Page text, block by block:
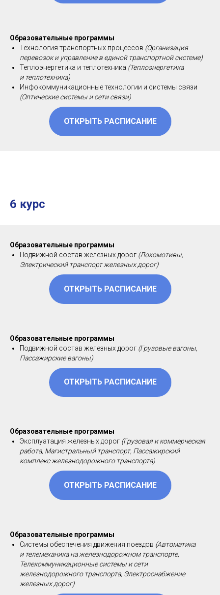
Образовательные программы
Технология транспортных процессов (Организация
перевозок и управление в единой транспортной системе)
Теплоэнергетика и теплотехника (Теплоэнергетика
и теплотехника)
Инфокоммуникационные технологии и системы связи
(Оптические системы и сети связи)
ОТКРЫТЬ РАСПИСАНИЕ
6 курс
Образовательные программы
Подвижной состав железных дорог (Локомотивы,
Электрический транспорт железных дорог)
ОТКРЫТЬ РАСПИСАНИЕ
Образовательные программы
Подвижной состав железных дорог (Грузовые вагоны,
Пассажирские вагоны)
ОТКРЫТЬ РАСПИСАНИЕ
Образовательные программы
Эксплуатация железных дорог (Грузовая и коммерческая
работа, Магистральный транспорт, Пассажирский
комплекс железнодорожного транспорта)
ОТКРЫТЬ РАСПИСАНИЕ
Образовательные программы
Системы обеспечения движения поездов (Автоматика
и телемеханика на железнодорожном транспорте,
Телекоммуникационные системы и сети
железнодорожного транспорта, Электроснабжение
железных дорог)